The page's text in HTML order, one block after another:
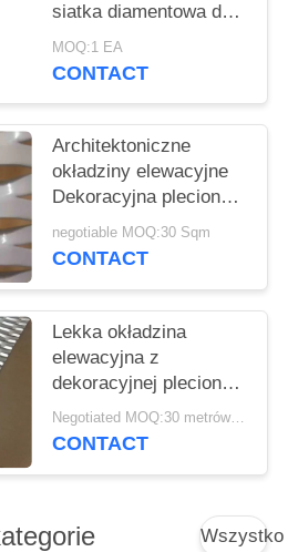
siatka diamentowa do
ogrodzenia zoo
chodnika
MOQ:1 EA
CONTACT
Architektoniczne
okładziny elewacyjne
Dekoracyjna pleciona
siatka aluminiowa na
ścianę
negotiable MOQ:30 Sqm
CONTACT
Lekka okładzina
elewacyjna z
dekoracyjnej plecionej
siatki aluminiowej
Negotiated MOQ:30 metrów kwadratowych
CONTACT
Wszystko